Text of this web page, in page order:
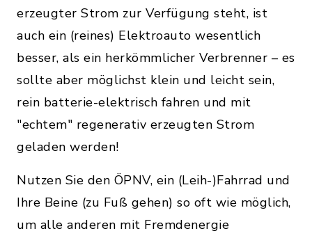
erzeugter Strom zur Verfügung steht, ist
auch ein (reines) Elektroauto wesentlich
besser, als ein herkömmlicher Verbrenner – es
sollte aber möglichst klein und leicht sein,
rein batterie-elektrisch fahren und mit
"echtem" regenerativ erzeugten Strom
geladen werden!
Nutzen Sie den ÖPNV, ein (Leih-)Fahrrad und
Ihre Beine (zu Fuß gehen) so oft wie möglich,
um alle anderen mit Fremdenergie